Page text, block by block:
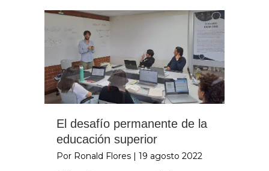
El desafío permanente de la
educación superior
Por Ronald Flores
19 agosto 2022